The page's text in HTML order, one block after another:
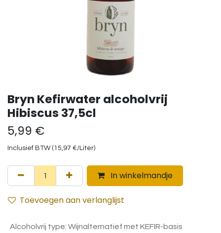
Bryn Kefirwater alcoholvrij
Hibiscus 37,5cl
5,99 €
Inclusief BTW ( 15,97 €/Liter)
In winkelmandje
Toevoegen aan verlanglijst
Alcoholvrij type: Wijnalternatief met KEFIR-basis